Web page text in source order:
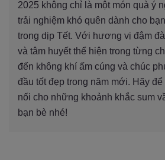
2025 không chỉ là một món quà ý
trải nghiệm khó quên dành cho
trong dịp Tết. Với hương vị đậm
và tâm huyết thể hiện trong từng
đến không khí ấm cúng và chúc
đầu tốt đẹp trong năm mới. Hãy
nối cho những khoảnh khắc sum
bạn bè nhé!